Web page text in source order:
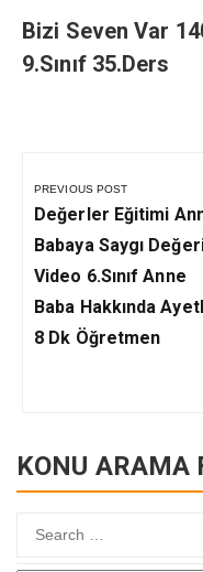
Bizi Seven Var
9.Sınıf 35.Ders
gezinmesi
PREVIOUS POST
Previous
Post:
Değerler Eğitimi
Babaya Saygı
Video 6.Sınıf Anne
Baba Hakkında
8 Dk Öğretmen
KONU ARAMA